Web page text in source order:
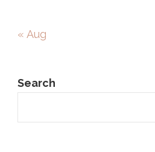
« Aug
Search